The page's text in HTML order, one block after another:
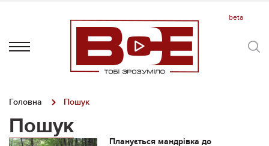
Головна Пошук
Пошук
Планується мандрівка до